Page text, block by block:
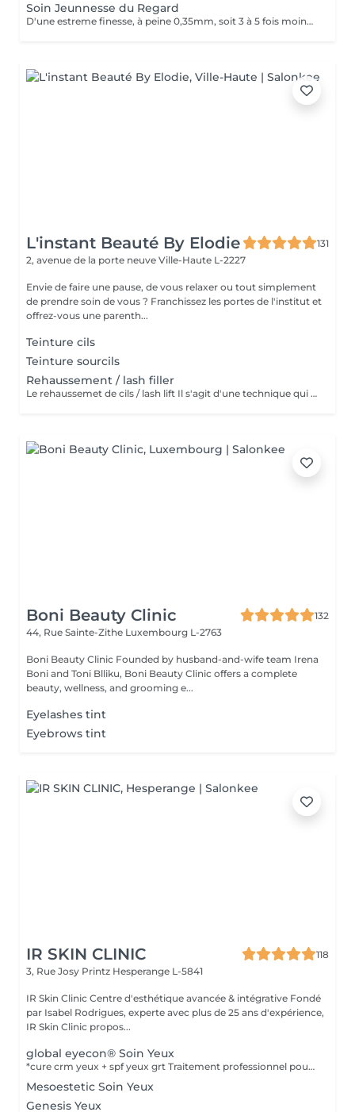
Soin Jeunnesse du Regard
D'une estreme finesse, à peine 0,35mm, soit 3 à 5 fois moins quelle celle du visage et pauvre en élastine, en collagène et en cellules graisseuses, le contour des yeux est la zone la plus fragile et la plus vulhérable du visage. Constamment mobilisé avec près de 10000 clignement quitidients, il reflète les premieres signes du vieillissement avec son relachement cutané et l'apparition des rides. Un soin specifique contour les yeux c'est un soin qui hydrate le contour de l'oeil avec un effet anti-âge, anti-poches.
L'instant Beauté By Elodie
131
2, avenue de la porte neuve Ville-Haute L-2227
Envie de faire une pause, de vous relaxer ou tout simplement
de prendre soin de vous ? Franchissez les portes de l'institut et
offrez-vous une parenth...
Teinture cils
Teinture sourcils
Rehaussement / lash filler
Le rehaussemet de cils / lash lift Il s'agit d'une technique qui consiste à recourber, rehausser les cils naturels pour une periode de 4 à 6 semaines.le simple rehaussement ne comprend pas la teinture et le soin à la kératine contrairement au soin lash botox Technique qui permet de rehausser, améliorer, soigner et épaissir les cils. Le soin lash botox / keratine appliquer est un soin complet pour vos cils. Précautions a prendre : Venir sans lentilles de contact Eviter l'exposition au soleil et mouiller les cils 24 heures après
Boni Beauty Clinic
132
44, Rue Sainte-Zithe Luxembourg L-2763
Boni Beauty Clinic Founded by husband-and-wife team Irena
Boni and Toni Blliku, Boni Beauty Clinic offers a complete
beauty, wellness, and grooming e...
Eyelashes tint
Eyebrows tint
IR SKIN CLINIC
118
3, Rue Josy Printz Hesperange L-5841
IR Skin Clinic Centre d'esthétique avancée & intégrative Fondé
par Isabel Rodrigues, experte avec plus de 25 ans d'expérience,
IR Skin Clinic propos...
global eyecon® Soin Yeux
*cure crm yeux + spf yeux grt Traitement professionnel pour corriger les multiples imperfections du contour oculaire. Traitement GLOBAL pour combattre les multiples imperfections de la zone péri oculaire. Protocole combiné de différentes catégories de produit : peeling + solution transépidermique. Efficacité thérapeutique maximale et protocole très faiblement invasif. Produits spécifiquement développés pour cette zone avec une excellente tolérance dermique et oculaire, testés sous contrôle dermatologique et ophtalmologique. Pour atténuer les rides et lignes d'expression, poches et cernes, et à l'affaissement de la paupière supérieure. Durée: 30 min, en cure de 6 soins à raison d'un soin par semaine.
Mesoestetic Soin Yeux
Genesis Yeux